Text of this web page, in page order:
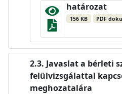
határozat
156 KB PDF
Javaslat a bérleti
felülvizsgálattal
meghozatalára